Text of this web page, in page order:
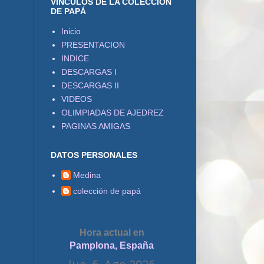
DE PAPÁ
Inicio
PRESENTACION
INDICE
DESCARGAS I
DESCARGAS II
VIDEOS
OLIMPIADAS DE AJEDREZ
PAGINAS AMIGAS
DATOS PERSONALES
Medina
colección de papá
Hora actual en
Pamplona, España